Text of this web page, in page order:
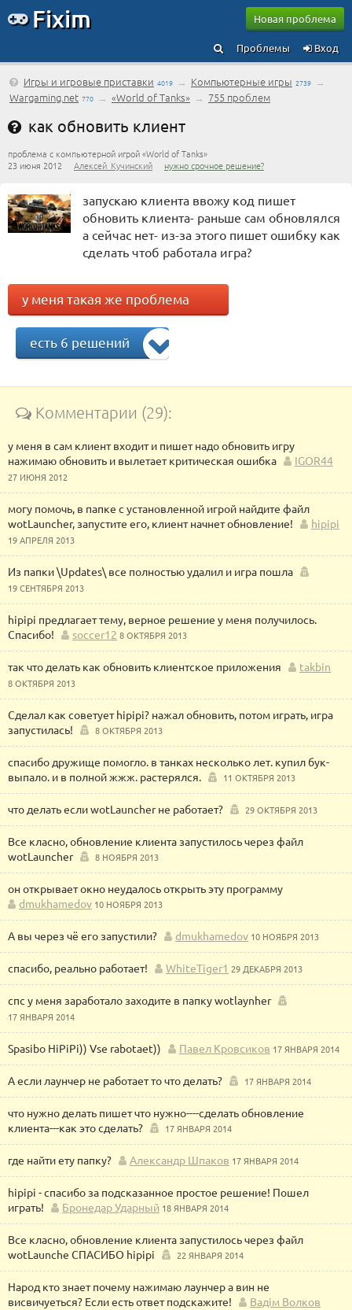
Fixim Новая проблема
Вход
Проблемы
Игры и игровые приставки 4019 → Компьютерные игры 2739 →
Wargaming.net 770 → «World of Tanks» → 755 проблем
как обновить клиент
проблема с компьютерной игрой «World of Tanks»
23 июня 2012 Алексей_Кучинский нужно срочное решение?
запускаю клиента ввожу код пишет
обновить клиента- раньше сам обновлялся
а сейчас нет- из-за этого пишет ошибку как
сделать чтоб работала игра?
у меня такая же проблема
есть 6 решений
Комментарии (29):
у меня в сам клиент входит и пишет надо обновить игру
нажимаю обновить и вылетает критическая ошибка
IGOR44
27 ИЮНЯ 2012
могу помочь, в папке с установленной игрой найдите файл
wotLauncher, запустите его, клиент начнет обновление!
hipipi
19 АПРЕЛЯ 2013
Из папки \Updates\ все полностью удалил и игра пошла
19 СЕНТЯБРЯ 2013
hipipi предлагает тему, верное решение у меня получилось.
Спасибо!
soccer12 8 ОКТЯБРЯ 2013
так что делать как обновить клиентское приложения takbin
8 ОКТЯБРЯ 2013
Сделал как советует hipipi? нажал обновить, потом играть, игра
запустилась!
8 ОКТЯБРЯ 2013
спасибо дружище помогло. в танках несколько лет. купил бук-
выпало. и в полной жжж. растерялся.
11 ОКТЯБРЯ 2013
что делать если wotLauncher не работает? 29 ОКТЯБРЯ 2013
Все класно, обновление клиента запустилось через файл
wotLauncher
8 НОЯБРЯ 2013
он открывает окно неудалось открыть эту программу
dmukhamedov 10 НОЯБРЯ 2013
А вы через чё его запустили? dmukhamedov 10 НОЯБРЯ 2013
спасибо, реально работает! WhiteTiger1 29 ДЕКАБРЯ 2013
спс у меня заработало заходите в папку wotlaynher
17 ЯНВАРЯ 2014
Spasibo HiPiPi)) Vse rabotaet)) Павел Кровсиков 17 ЯНВАРЯ 2014
А если лаунчер не работает то что делать? 17 ЯНВАРЯ 2014
что нужно делать пишет что нужно----сделать обновление
клиента---как это сделать?
17 ЯНВАРЯ 2014
где найти ету папку? Александр Шпаков 17 ЯНВАРЯ 2014
hipipi - спасибо за подсказанное простое решение! Пошел
играть!
Бронедар Ударный 18 ЯНВАРЯ 2014
Все класно, обновление клиента запустилось через файл
wotLaunche СПАСИБО hipipi
22 ЯНВАРЯ 2014
Народ кто знает почему нажимаю лаунчер а вин не
висвичуеться? Если есть ответ подскажите!
Вадім Волков